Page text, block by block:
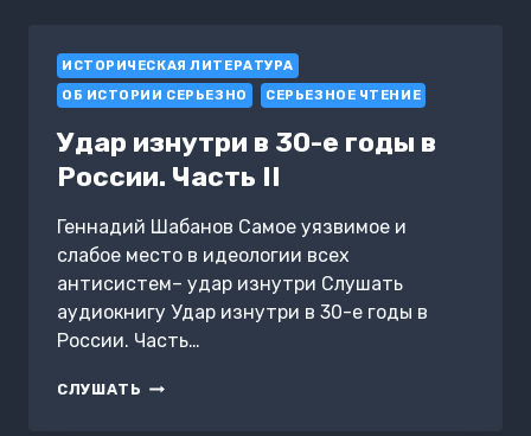
ИСТОРИЧЕСКАЯ ЛИТЕРАТУРА
ОБ ИСТОРИИ СЕРЬЕЗНО
СЕРЬЕЗНОЕ ЧТЕНИЕ
Удар изнутри в 30-е годы в
России. Часть II
Геннадий Шабанов Самое уязвимое и
слабое место в идеологии всех
антисистем– удар изнутри Слушать
аудиокнигу Удар изнутри в 30-е годы в
России. Часть…
СЛУШАТЬ УДАР